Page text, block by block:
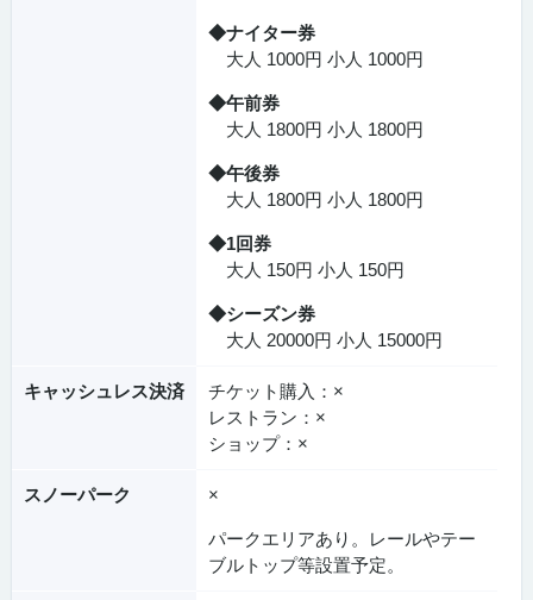
◆ナイター券
大人 1000円 小人 1000円
◆午前券
大人 1800円 小人 1800円
◆午後券
大人 1800円 小人 1800円
◆1回券
大人 150円 小人 150円
◆シーズン券
大人 20000円 小人 15000円
キャッシュレス決済
チケット購入：×
レストラン：×
ショップ：×
スノーパーク ×
パークエリアあり。レールやテー
ブルトップ等設置予定。